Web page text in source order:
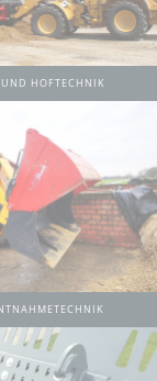
HOFTECHNIK